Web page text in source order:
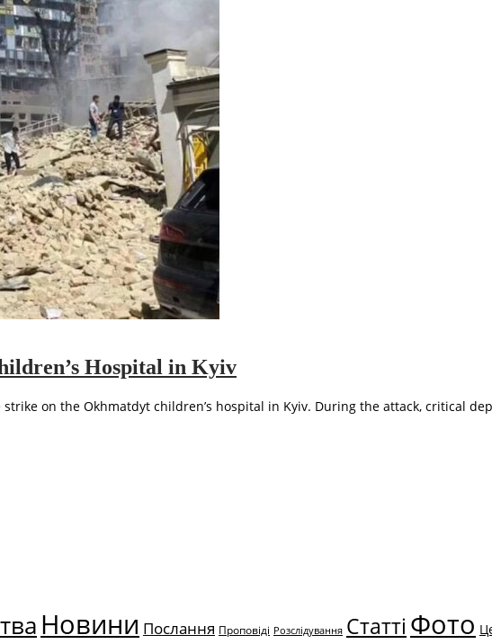
Hospital in Kyiv
strike on the Okhmatdyt children’s hospital in Kyiv. During the attack, critical
Новини Послання Проповіді Розслідування Статті Фото